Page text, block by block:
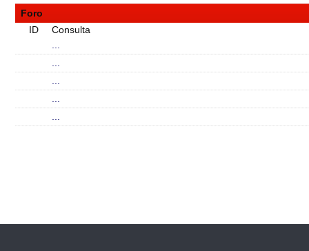
Foro
ID
Consulta